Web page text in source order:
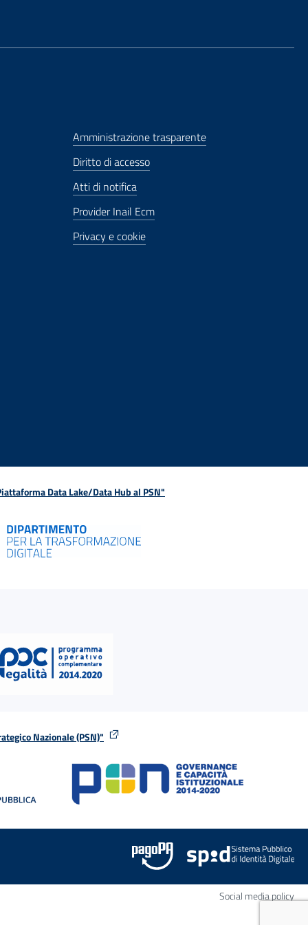
Amministrazione trasparente
Diritto di accesso
Atti di notifica
Provider Inail Ecm
Privacy e cookie
Data Lake/Data Hub al PSN"
Nazionale (PSN)"
stessa finestra
Social media policy